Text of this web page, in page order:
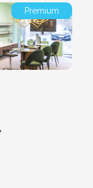
Premium